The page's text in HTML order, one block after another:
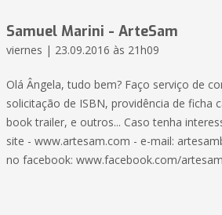
Samuel Marini - ArteSam
viernes | 23.09.2016 às 21h09
Olá Ângela, tudo bem? Faço serviço de
solicitação de ISBN, providência de ficha
book trailer, e outros... Caso tenha
site - www.artesam.com - e-mail:
no facebook: www.facebook.com/